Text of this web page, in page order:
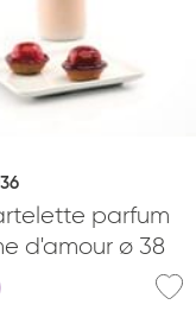
parfum
d'amour ø 38